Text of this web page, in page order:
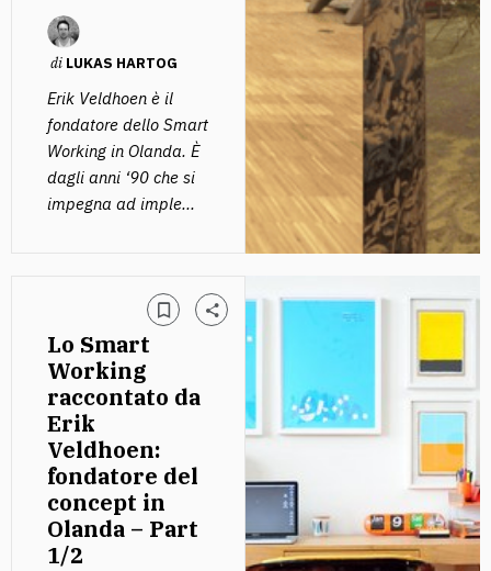
di LUKAS HARTOG
Erik Veldhoen è il
fondatore dello Smart
Working in Olanda. È
dagli anni ‘90 che si
impegna ad imple...
Lo Smart
Working
raccontato da
Erik
Veldhoen:
fondatore del
concept in
Olanda – Part
1/2